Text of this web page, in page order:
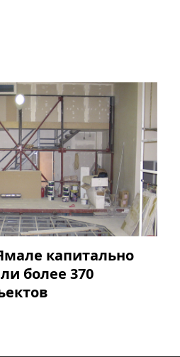
капитально
более 370